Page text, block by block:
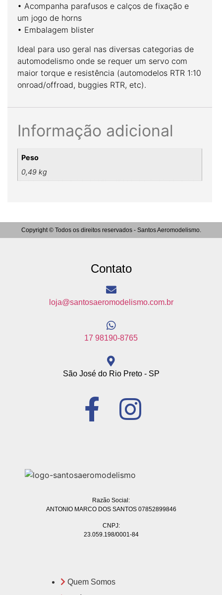
• Acompanha parafusos e calços de fixação e
um jogo de horns
• Embalagem blister
Ideal para uso geral nas diversas categorias de
automodelismo onde se requer um servo com
maior torque e resistência (automodelos RTR 1:10
onroad/offroad, buggies RTR, etc).
Informação adicional
Peso
0,49 kg
Copyright © Todos os direitos reservados - Santos Aeromodelismo.
Contato
loja@santosaeromodelismo.com.br
17 98190-8765
São José do Rio Preto - SP
Razão Social:
ANTONIO MARCO DOS SANTOS 07852899846
CNPJ:
23.059.198/0001-84
Quem Somos